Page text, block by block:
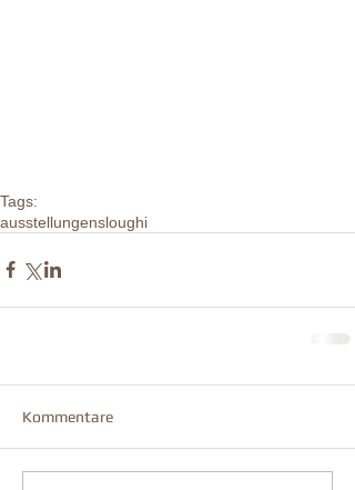
Tags:
ausstellungensloughi
Kommentare